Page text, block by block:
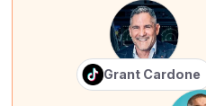
Grant Cardone